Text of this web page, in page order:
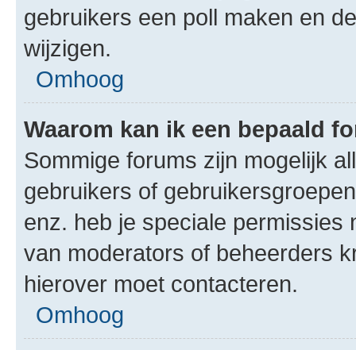
gebruikers een poll maken en
wijzigen.
Omhoog
Waarom kan ik een bepaald
Sommige forums zijn mogelijk
gebruikers of
enz. heb je speciale permissies
van moderators of beheerders
hierover moet contacteren.
Omhoog